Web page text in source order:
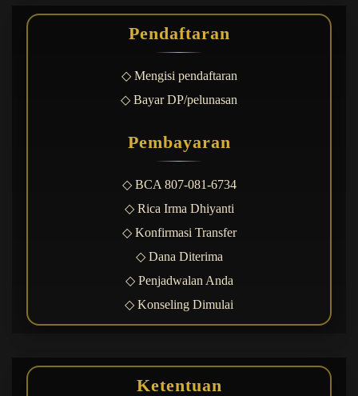
Pendaftaran
◇ Mengisi pendaftaran
◇ Bayar DP/pelunasan
Pembayaran
◇ BCA 807-081-6734
◇ Rica Irma Dhiyanti
◇ Konfirmasi Transfer
◇ Dana Diterima
◇ Penjadwalan Anda
◇ Konseling Dimulai
Ketentuan